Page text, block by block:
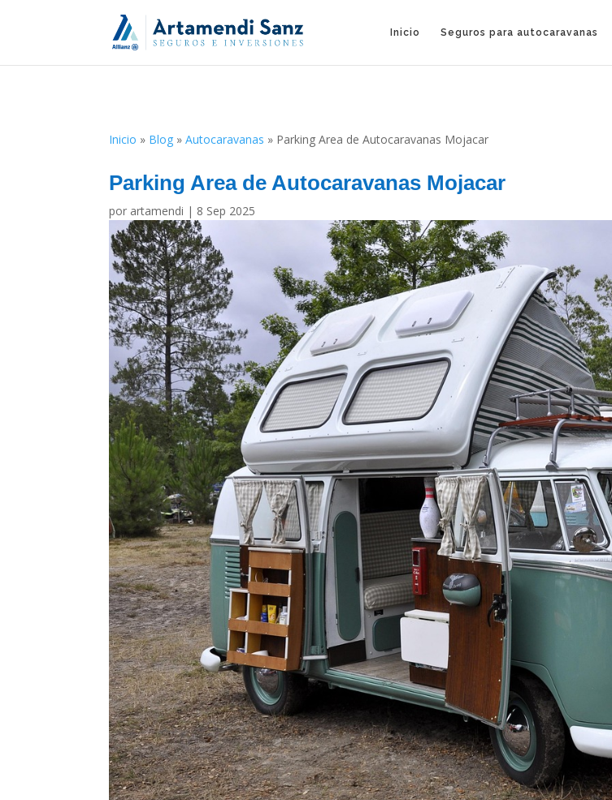
Inicio Seguros para autocaravanas
Inicio » Blog »Autocaravanas » Parking Area de Autocaravanas Mojacar
Parking Area de Autocaravanas Mojacar
por artamendi | 8 Sep 2025